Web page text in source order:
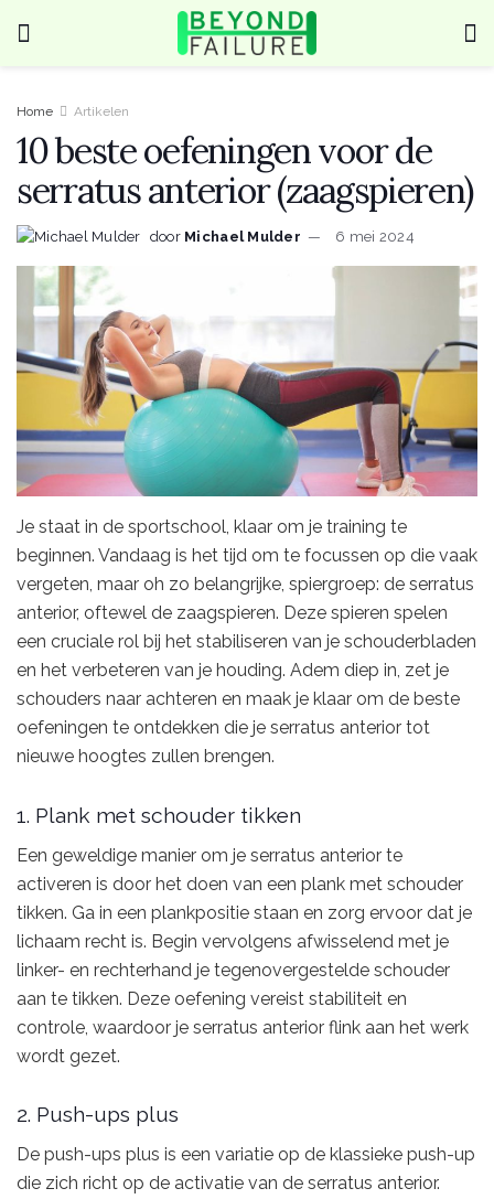
Home Artikelen
10 beste oefeningen voor de
serratus anterior (zaagspieren)
door Michael Mulder 6 mei 2024
Je staat in de sportschool, klaar om je training te
beginnen. Vandaag is het tijd om te focussen op die vaak
vergeten, maar oh zo belangrijke, spiergroep: de serratus
anterior, oftewel de zaagspieren. Deze spieren spelen
een cruciale rol bij het stabiliseren van je schouderbladen
en het verbeteren van je houding. Adem diep in, zet je
schouders naar achteren en maak je klaar om de beste
oefeningen te ontdekken die je serratus anterior tot
nieuwe hoogtes zullen brengen.
1. Plank met schouder tikken
Een geweldige manier om je serratus anterior te
activeren is door het doen van een plank met schouder
tikken. Ga in een plankpositie staan en zorg ervoor dat je
lichaam recht is. Begin vervolgens afwisselend met je
linker- en rechterhand je tegenovergestelde schouder
aan te tikken. Deze oefening vereist stabiliteit en
controle, waardoor je serratus anterior flink aan het werk
wordt gezet.
2. Push-ups plus
De push-ups plus is een variatie op de klassieke push-up
die zich richt op de activatie van de serratus anterior.